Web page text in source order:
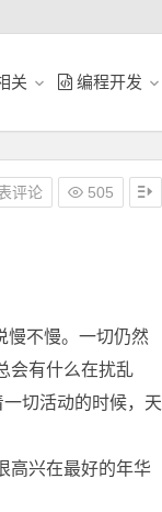
关 编程开发
评论 505
不慢。一切仍然
会有什么在扰乱
切活动的时候，天
高兴在最好的年华